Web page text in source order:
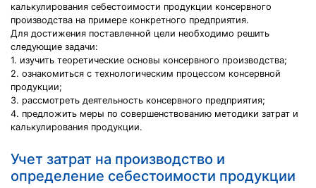
калькулирования себестоимости продукции консервного
производства на примере конкретного предприятия.
Для достижения поставленной цели необходимо решить
следующие задачи:
1. изучить теоретические основы консервного производства;
2. ознакомиться с технологическим процессом консервной
продукции;
3. рассмотреть деятельность консервного предприятия;
4. предложить меры по совершенствованию методики затрат и
калькулирования продукции.
Учет затрат на производство и
определение себестоимости продукции